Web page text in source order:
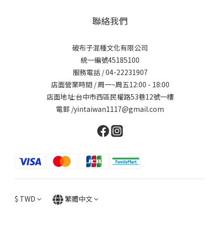
聯絡我們
破布子混種文化有限公司
統一編號45185100
服務電話 / 04-22231907
店面營業時間 / 周一~周五12:00 - 18:00
店面地址:台中市西區民權路53巷12號一樓
電郵 /yintaiwan1117@gmail.com
$ TWD 繁體中文